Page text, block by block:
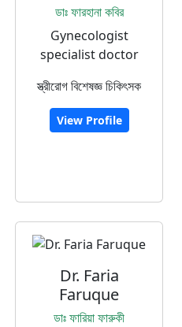
ডাঃ ফারহানা কবির
Gynecologist
specialist doctor
স্ত্রীরোগ বিশেষজ্ঞ চিকিৎসক
View Profile
Dr. Faria
Faruque
ডাঃ ফারিয়া ফারুকী